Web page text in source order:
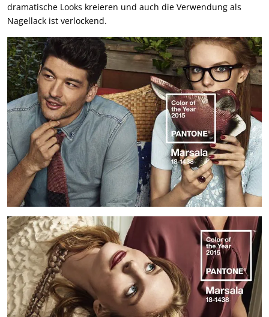
dramatische Looks kreieren und auch die Verwendung als
Nagellack ist verlockend.